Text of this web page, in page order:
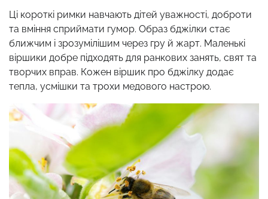
Ці короткі римки навчають дітей уважності, доброти
та вміння сприймати гумор. Образ бджілки стає
ближчим і зрозумілішим через гру й жарт. Маленькі
віршики добре підходять для ранкових занять, свят та
творчих вправ. Кожен віршик про бджілку додає
тепла, усмішки та трохи медового настрою.